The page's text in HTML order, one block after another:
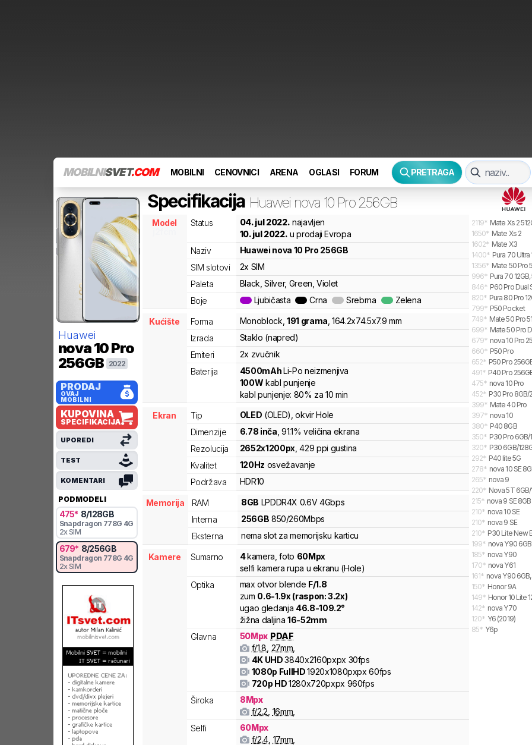
MOBILNISVET.COM MOBILNI CENOVNICI ARENA OGLASI FORUM PRETRAGA
Huawei
nova 10 Pro
256GB
2022
PRODAJ
OVAJ
MOBILNI
KUPOVINA
SPECIFIKACIJA
TEST
KOMENTARI
UPOREDI
PODMODELI
475* 8/128GB
Snapdragon 778G 4G
2x SIM
679* 8/256GB
Snapdragon 778G 4G
2x SIM
Specifikacija Huawei nova 10 Pro 256GB
Model
Status 04. jul 2022. najavljen
10. jul 2022. u prodaji Evropa
Naziv
Huawei nova 10 Pro 256GB
SIM slotovi
2x SIM
Paleta
Black, Silver, Green, Violet
Boje
Ljubičasta Crna Srebrna Zelena
Kućište Forma Monoblock ,191 grama ,164.2x74.5x7.9 mm
Izrada
Staklo (napred)
Emiteri
2x zvučnik
Baterija
4500mAhLi-Po neizmenjiva
100W kabl punjenje
kabl punjenje: 80% za 10 min
Ekran Tip OLED (OLED) , okvir Hole
Dimenzije
6.78 inča , 91.1% veličina ekrana
Rezolucija
2652x1200px ,429 ppi gustina
Kvalitet
120Hz osvežavanje
Podržava
HDR10
Memorija RAM 8GB LPDDR4X 0.6V 4Gbps
Interna
256GB 850/260Mbps
Eksterna
nema slot za memorijsku karticu
Kamere Sumarno 4kamera foto 60Mpx
selfi kamera rupa u ekranu (Hole)
Optika
max otvor blende F/1.8
zum 0.6-1.9x (raspon:3.2x)
ugao gledanja 46.8-109.2°
žižna daljina 16-52mm
Glavna
50Mpx PDAF
f/1.8 27mm
4K UHD 3840x2160pxpx 30fps
1080p FullHD1920x1080pxpx60fps
720p HD1280x720pxpx 960fps
Široka
8Mpx
f/2.2 16mm
Selfi
60Mpx
f/2.4 17mm
2119* Mate Xs 2
1650* Mate Xs 2
1602* Mate X3
1400* Pura 70 Ultra
1356* Mate 50 Pro
996* Pura 70 12GB,
846* P60 Pro Dual
820* Pura 80 Pro
799* P50 Pocket
749* Mate 50 Pro
699* Mate 50 Pro
679* nova 10 Pro
660* P50 Pro
652* P50 Pro
491* P40 Pro
475* nova 10 Pro
452* P30 Pro 8GB/
399* Mate 40 Pro
397* nova 10
380* P40 8GB
350* P30 Pro 6GB/
320* P30 6GB/
292* P40 lite 5G
278* nova 10 SE
265* nova 9
220* Nova 5T 6GB/
215* nova 9 SE 8GB
210* nova 10 SE
210* nova 9 SE
210* P30 Lite New
199* nova Y90 6GB
185* nova Y90
170* nova Y61
161* nova Y90
150* Honor 9A
149* Honor 10 Lite
142* nova Y70
120* Y6 (2019)
85* Y6p